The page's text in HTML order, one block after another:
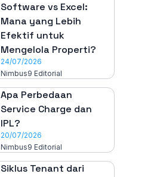
Software vs Excel:
Mana yang Lebih
Efektif untuk
Mengelola Properti?
24/07/2026
Nimbus9 Editorial
Apa Perbedaan
Service Charge dan
IPL?
20/07/2026
Nimbus9 Editorial
Siklus Tenant dari